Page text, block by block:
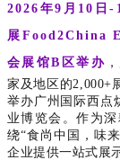
2026年9月10日
展Food2China
会展馆B区举办
家及地区的2,000+
举办广州国际西点
业博览会。作为
绕“食尚中国，味
企业提供一站式展